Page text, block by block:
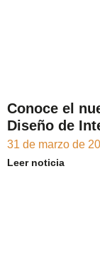
Conoce el
Diseño de
31 de marzo de
Leer noticia